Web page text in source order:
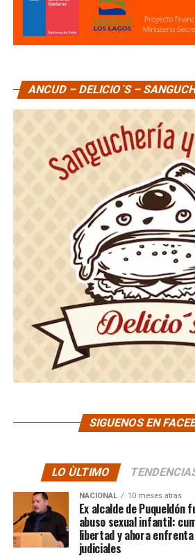
ANCUD – DELICIO´S –
SIGUENOS EN
LO ÙLTIMO
NACIONAL 10 meses atras
Ex alcalde de Puqueldón
abuso sexual infantil:
libertad y ahora enfrenta
judiciales